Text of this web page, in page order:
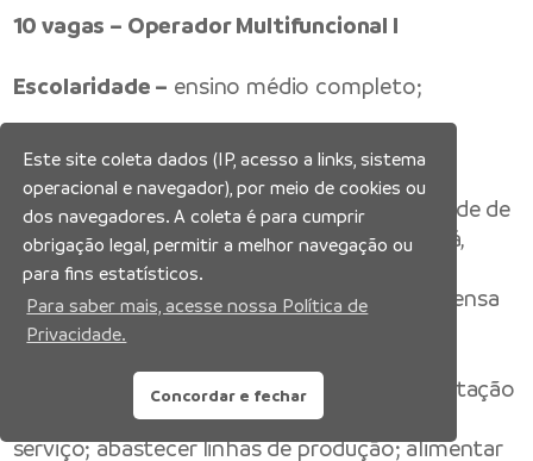
10 vagas – Operador Multifuncional I
Escolaridade – ensino médio completo;
Experiência – não é necessário;
Requisitos Obrigatórios– ter disponibilidade de
horário, não residir nos bairros: Parque Mauá,
Centro, Ramal do Brasileirinho, Valparaíso e
possuir documentação completa (com dispensa
militar);
preparar materiais para alimentação
de linhas de produção; organizar a área de
serviço; abastecer linhas de produção; alimentar
Este site coleta dados (IP, acesso a links, sistema
operacional e navegador), por meio de cookies ou
dos navegadores. A coleta é para cumprir
obrigação legal, permitir a melhor navegação ou
para fins estatísticos.
Para saber mais, acesse nossa Política de
Privacidade.
Concordar e fechar